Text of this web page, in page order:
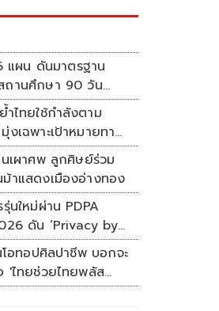
แผน ดันมาตรฐาน
ถานศึกษา 90 วัน
แรง
ไทยใช้กำลังตาม
เฉพาะเป้าหมายทาง
เผาศพ ลูกศิษย์ร่วม
าแสดงเมืองอ่างทอง
นใหม่ผ่าน PDPA
ดัน ‘Privacy by
สู่โซลูชันคุ้มครอง
ใช้ได้จริง
อทอปศิลปาชีพ บอกจะ
'ไทยช่วยไทยพลัส